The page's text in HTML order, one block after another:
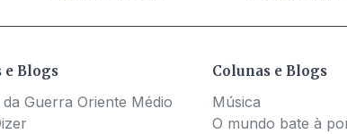
e Blogs
da Guerra Oriente Médio
Colunas e Blogs
Música
O mundo bate à